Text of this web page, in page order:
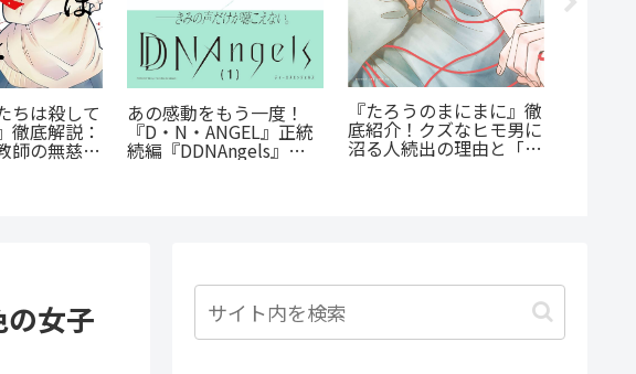
ふつうの女
ー。母とし
娘の成長に
い
《65歳の老人が超人
に！？》『山岳超人マツ
オカ』のあらすじ紹介：
戦慄と謎に満ちた山岳殺
電車まるごと応援団！？
『今朝も揺られてます』
あらすじ紹介！乗客と見
の女子